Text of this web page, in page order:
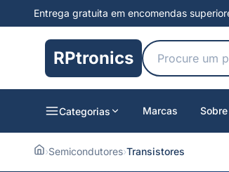
Entrega gratuita em encomendas
RPtronics
Categorias Marcas
›Semicondutores›Transistores